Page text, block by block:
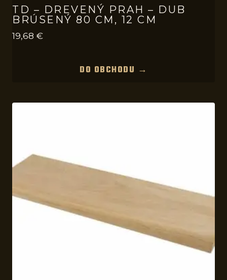
TD – DREVENÝ PRAH – DUB
BRÚSENÝ 80 CM, 12 CM
19,68 €
DO OBCHODU →